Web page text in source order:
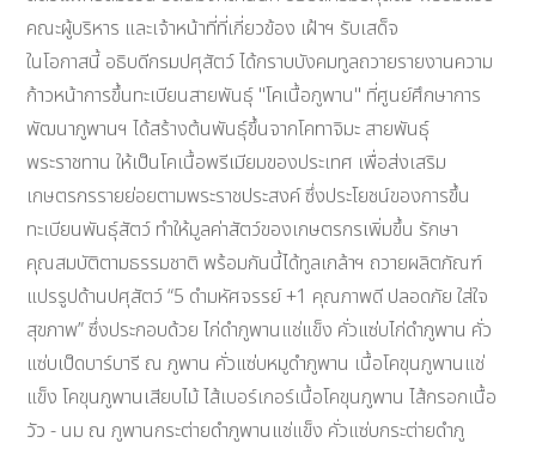
คณะผู้บริหาร และเจ้าหน้าที่ที่เกี่ยวข้อง เฝ้าฯ รับเสด็จ
ในโอกาสนี้ อธิบดีกรมปศุสัตว์ ได้กราบบังคมทูลถวายรายงานความ
ก้าวหน้าการขึ้นทะเบียนสายพันธุ์ "โคเนื้อภูพาน" ที่ศูนย์ศึกษาการ
พัฒนาภูพานฯ ได้สร้างต้นพันธุ์ขึ้นจากโคทาจิมะ สายพันธุ์
พระราชทาน ให้เป็นโคเนื้อพรีเมียมของประเทศ เพื่อส่งเสริม
เกษตรกรรายย่อยตามพระราชประสงค์ ซึ่งประโยชน์ของการขึ้น
ทะเบียนพันธุ์สัตว์ ทำให้มูลค่าสัตว์ของเกษตรกรเพิ่มขึ้น รักษา
คุณสมบัติตามธรรมชาติ พร้อมกันนี้ได้ทูลเกล้าฯ ถวายผลิตภัณฑ์
แปรรูปด้านปศุสัตว์ “5 ดำมหัศจรรย์ +1 คุณภาพดี ปลอดภัย ใส่ใจ
สุขภาพ” ซึ่งประกอบด้วย ไก่ดำภูพานแช่แข็ง คั่วแซ่บไก่ดำภูพาน คั่ว
แซ่บเป็ดบาร์บารี ณ ภูพาน คั่วแซ่บหมูดำภูพาน เนื้อโคขุนภูพานแช่
แข็ง โคขุนภูพานเสียบไม้ ไส้เบอร์เกอร์เนื้อโคขุนภูพาน ไส้กรอกเนื้อ
วัว - นม ณ ภูพานกระต่ายดำภูพานแช่แข็ง คั่วแซ่บกระต่ายดำภู